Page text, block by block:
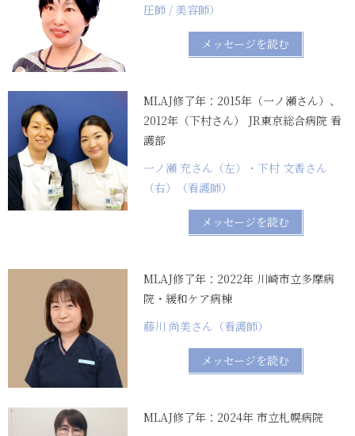
圧師 / 美容師）
メッセージを読む
MLAJ修了年：2015年（一ノ瀬さん）、
2012年（下村さん） JR東京総合病院 看
護部
一ノ瀬 充さん（左）・下村 文香さん
（右）（看護師）
メッセージを読む
MLAJ修了年：2022年 川崎市立多摩病
院・緩和ケア病棟
藤川 尚美さん（看護師）
メッセージを読む
MLAJ修了年：2024年 市立札幌病院